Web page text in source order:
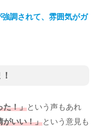
調されて、雰囲気がガ
た！」という声もあれ
がいい！」という意見も